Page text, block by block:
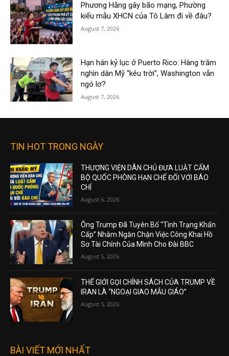
Phương Hằng gây bão mạng, Phường
kiểu mẫu XHCN của Tô Lâm đi về đâu?
August 7, 2026
Hạn hán kỷ lục ở Puerto Rico: Hàng trăm
nghìn dân Mỹ “kêu trời”, Washington vẫn
ngó lơ?
August 7, 2026
TIN HOT TRONG NGÀY
THƯỢNG VIỆN DÂN CHỦ ĐƯA LUẬT CẤM
BỘ QUỐC PHÒNG HẠN CHẾ ĐỐI VỚI BÁO
CHÍ
August 6, 2026
Ông Trump Đã Tuyên Bố “Tình Trạng Khẩn
Cấp” Nhằm Ngăn Chặn Việc Công Khai Hồ
Sơ Tài Chính Của Mình Cho Đài BBC
August 5, 2026
THẾ GIỚI GỌI CHÍNH SÁCH CỦA TRUMP VỀ
IRAN LÀ “NGOẠI GIAO MẪU GIÁO”
August 5, 2026
BÀI VIẾT MỚI NHẤT